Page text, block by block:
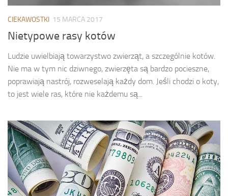
CIEKAWOSTKI 15 MARCA 2017
Nietypowe rasy kotów
Ludzie uwielbiają towarzystwo zwierząt, a szczególnie kotów.
Nie ma w tym nic dziwnego, zwierzęta są bardzo pocieszne,
poprawiają nastrój, rozweselają każdy dom. Jeśli chodzi o koty,
to jest wiele ras, które nie każdemu są...